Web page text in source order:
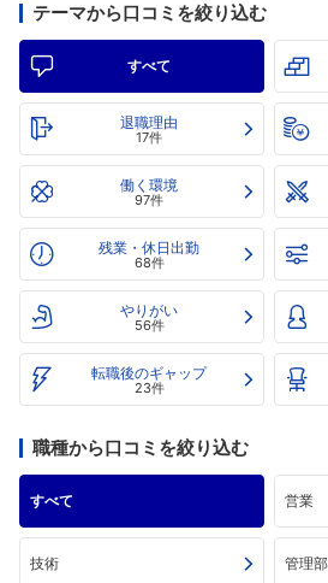
テーマから口コミを絞り込む
すべて
退職理由
17件
働く環境
97件
残業・休日出勤
68件
やりがい
56件
転職後のギャップ
23件
職種から口コミを絞り込む
すべて 営業
技術 管理